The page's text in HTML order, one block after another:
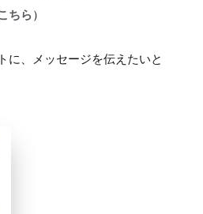
ちら）
に、メッセージを伝えたいと